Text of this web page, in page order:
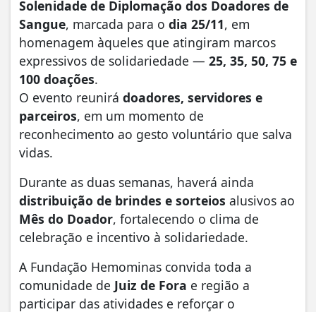
Solenidade de Diplomação dos Doadores de
Sangue, marcada para o dia 25/11, em
homenagem àqueles que atingiram marcos
expressivos de solidariedade — 25, 35, 50, 75 e
100 doações.
O evento reunirá doadores, servidores e
parceiros, em um momento de
reconhecimento ao gesto voluntário que salva
vidas.
Durante as duas semanas, haverá ainda
distribuição de brindes e sorteios alusivos ao
Mês do Doador, fortalecendo o clima de
celebração e incentivo à solidariedade.
A Fundação Hemominas convida toda a
comunidade de Juiz de Fora e região a
participar das atividades e reforçar o